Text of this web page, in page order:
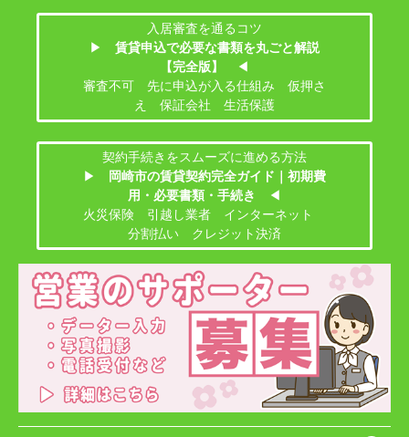
入居審査を通るコツ
▶
賃貸申込で必要な書類を丸ごと解説
【完全版】
◀
審査不可 先に申込が入る仕組み 仮押さ
え 保証会社 生活保護
契約手続きをスムーズに進める方法
▶
岡崎市の賃貸契約完全ガイド｜初期費
用・必要書類・手続き
◀
火災保険 引越し業者 インターネット
分割払い クレジット決済